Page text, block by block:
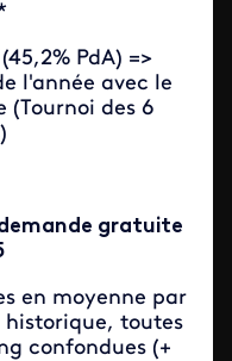
PdA) =>
l'année avec le
(Tournoi des 6
gratuite
en moyenne par
historique, toutes
confondues (+